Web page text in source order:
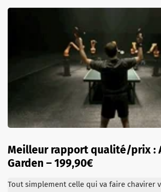
Meilleur rapport qualité/prix :
Garden –199,90€
Tout simplement celle qui va faire chavirer